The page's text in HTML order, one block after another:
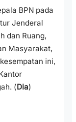
BPN pada
Jenderal
dan Ruang,
Masyarakat,
ini,
(Dia)